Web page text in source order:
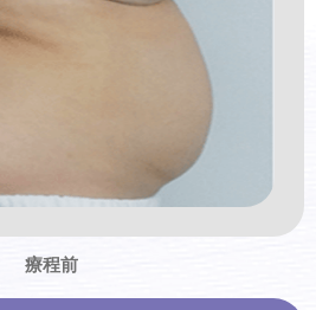
療程前